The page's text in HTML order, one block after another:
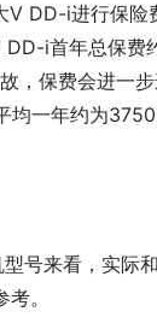
V DD-i进行保险
DD-i首年总保费
，保费会进一
均一年约为3750
号来看，实际
。